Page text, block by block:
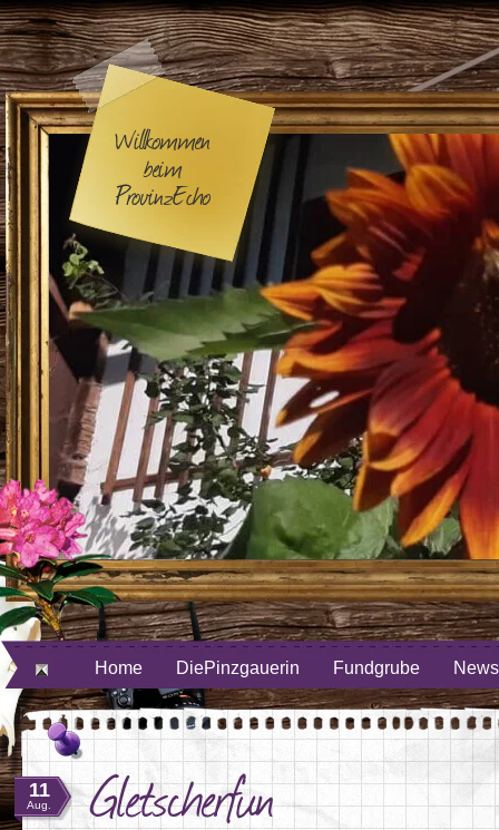
Willkommen
beim
ProvinzEcho
Home DiePinzgauerin Fundgrube
Twitter
11
Aug. Gletscherfun